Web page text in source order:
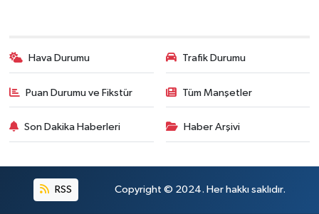
Hava Durumu Trafik Durumu
Puan Durumu ve Fikstür Tüm Manşetler
Son Dakika Haberleri Haber Arşivi
RSS Copyright © 2024. Her hakkı saklıdır.